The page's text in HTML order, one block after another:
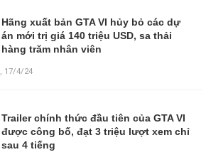
Hãng xuất bản GTA VI hủy bỏ các dự
án mới trị giá 140 triệu USD, sa thải
hàng trăm nhân viên
, 17/4/24
Trailer chính thức đầu tiên của GTA VI
được công bố, đạt 3 triệu lượt xem chỉ
sau 4 tiếng